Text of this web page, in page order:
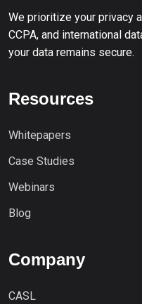
We prioritize your privacy
CCPA, and international
your data remains secure.
Resources
Whitepapers
Case Studies
Webinars
Blog
Company
CASL